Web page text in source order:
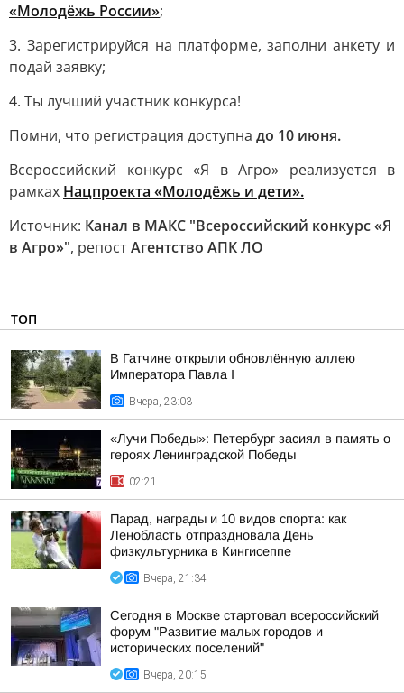
«Молодёжь России»;
3. Зарегистрируйся на платформе, заполни анкету и
подай заявку;
4. Ты лучший участник конкурса!
Помни, что регистрация доступна до 10 июня.
Всероссийский конкурс «Я в Агро» реализуется в
рамках Нацпроекта «Молодёжь и дети».
Источник: Канал в МАКС "Всероссийский конкурс «Я
в Агро»", репостАгентство АПК ЛО
ТОП
В Гатчине открыли обновлённую аллею
Императора Павла I
Вчера, 23:03
«Лучи Победы»: Петербург засиял в память о
героях Ленинградской Победы
02:21
Парад, награды и 10 видов спорта: как
Ленобласть отпраздновала День
физкультурника в Кингисеппе
Вчера, 21:34
Сегодня в Москве стартовал всероссийский
форум "Развитие малых городов и
исторических поселений"
Вчера, 20:15